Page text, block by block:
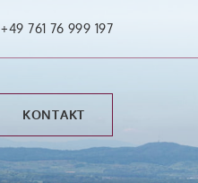
+49 761 76 999 197
KONTAKT